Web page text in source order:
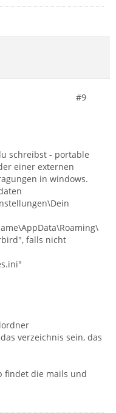
#9
schreibst - portable
einer externen
in windows.
falls nicht
verzeichnis sein, das
findet die mails und